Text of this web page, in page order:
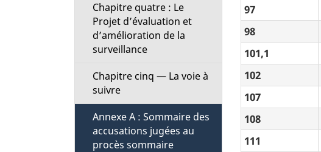
97
98
101,1
102
107
108
111
Chapitre quatre : Le
Projet d’évaluation et
d’amélioration de la
surveillance
Chapitre cinq — La voie à
suivre
Annexe A : Sommaire des
accusations jugées au
procès sommaire